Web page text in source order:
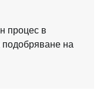
процес в
подобряване на